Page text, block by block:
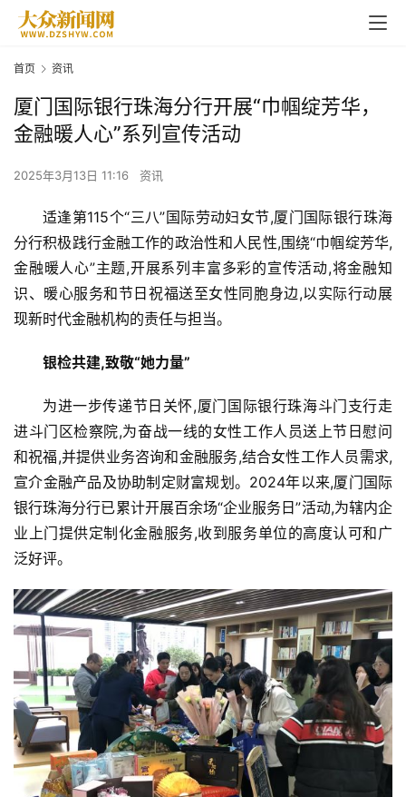
首页 资讯
厦门国际银行珠海分行开展“巾帼绽芳华，
金融暖人心”系列宣传活动
2025年3月13日 11:16 资讯
适逢第115个“三八”国际劳动妇女节,厦门国际银行珠海
分行积极践行金融工作的政治性和人民性,围绕“巾帼绽芳华,
金融暖人心”主题,开展系列丰富多彩的宣传活动,将金融知
识、暖心服务和节日祝福送至女性同胞身边,以实际行动展
现新时代金融机构的责任与担当。
银检共建,致敬“她力量”
为进一步传递节日关怀,厦门国际银行珠海斗门支行走
进斗门区检察院,为奋战一线的女性工作人员送上节日慰问
和祝福,并提供业务咨询和金融服务,结合女性工作人员需求,
宣介金融产品及协助制定财富规划。2024年以来,厦门国际
银行珠海分行已累计开展百余场“企业服务日”活动,为辖内企
业上门提供定制化金融服务,收到服务单位的高度认可和广
泛好评。